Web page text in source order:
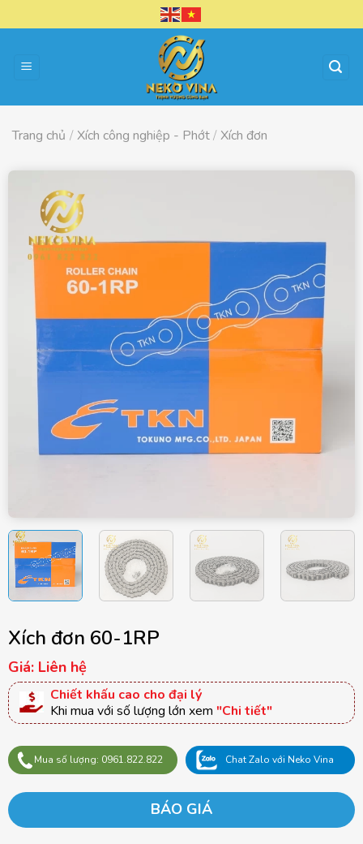
đến
dung
Trang chủ / Xích công nghiệp - Phớt / Xích đơn
Xích đơn 60-1RP
Giá: Liên hệ
Chiết khấu cao cho đại lý
Khi mua với số lượng lớn xem "Chi tiết"
Mua số lượng: 0961.822.822 Chat Zalo với Neko Vina
BÁO GIÁ